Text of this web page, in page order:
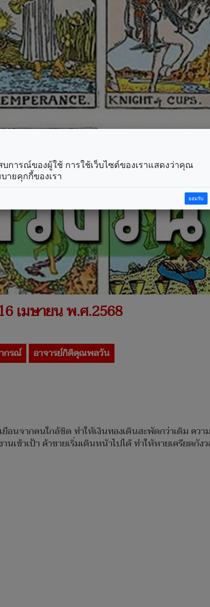
เมษายน พ.ศ.2568
กรณ์ อาจารย์กิติคุณพลวัน
นจากคนใกล้ชิด ทำให้เงินทองเดินสะพัดกว่าเดิม ควา
เข้าเป้า​ ค้าขายเริ่มเดินหน้าไปได้​ ทำให้หายเครียดกังว
บการณ์ของผู้ใช้ การใช้เว็บไซต์ของเราแสดงว่าคุณ
ายคุกกี้ของเรา
ยอมรับ